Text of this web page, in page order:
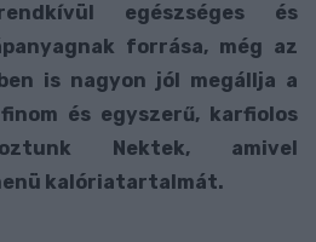
egészséges és
forrása, még az
is nagyon jól megállja a
és egyszerű, karfiolos
Nektek, amivel
kalóriatartalmát.